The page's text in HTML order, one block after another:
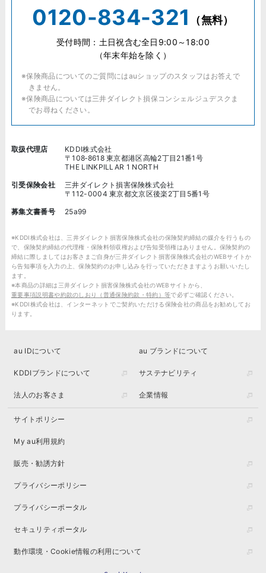
0120-834-321 （無料）
受付時間：土日祝含む全日9:00～18:00
（年末年始を除く）
※保険商品についてのご質問にはauショップのスタッフはお答えで
きません。
※保険商品については三井ダイレクト損保コンシェルジュデスクま
でお尋ねください。
取扱代理店
KDDI株式会社
〒108‐8618 東京都港区高輪2丁目21番1号
THE LINKPILLAR 1 NORTH
引受保険会社
三井ダイレクト損害保険株式会社
〒112-0004 東京都文京区後楽2丁目5番1号
募集文書番号 25a99
※KDDI株式会社は、三井ダイレクト損害保険株式会社の保険契約締結の媒介を行うもの
で、保険契約締結の代理権・保険料領収権および告知受領権はありません。保険契約の
締結に際しましてはお客さまご自身が三井ダイレクト損害保険株式会社のWEBサイトか
ら告知事項を入力の上、保険契約のお申し込みを行っていただきますようお願いいたし
ます。
※本商品の詳細は三井ダイレクト損害保険株式会社のWEBサイトから、
重要事項説明書や約款のしおり（普通保険約款・特約）等で必ずご確認ください。
※KDDI株式会社は、インターネットでご契約いただける保険会社の商品をお勧めしてお
ります。
au IDについて au ブランドについて
KDDIブランドについて サステナビリティ
法人のお客さま 企業情報
サイトポリシー
My au利用規約
販売・勧誘方針
プライバシーポリシー
プライバシーポータル
セキュリティポータル
動作環境・Cookie情報の利用について